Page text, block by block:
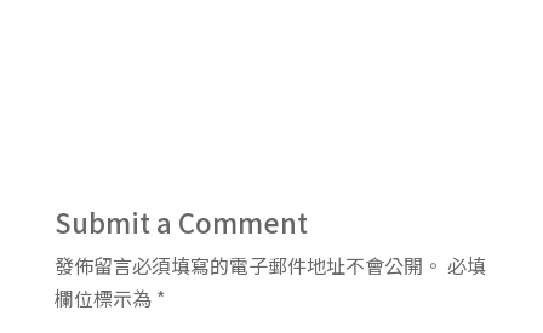
Submit a Comment
發佈留言必須填寫的電子郵件地址不會公開。 必填
欄位標示為 *